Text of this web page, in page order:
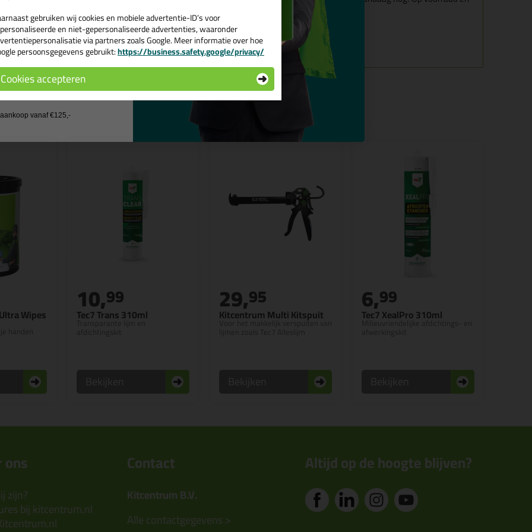
werkdagen besteld = morgen in huis.
je meer weten over de toepassing en kenmerken van dit product?Lees alles over dit product >
Wipes
handen
Tec7 Trans 310ml
Transparante lijm en
10,99
Kitcentrum Multi Kitspuit
Voor het makkelijk verspuiten van
29,95
Tec7 XealPro 310ml
Milieuvriendelijke afdichtings- en
6,99
ons
zijn?
bij kitcentrum.nl
Contact
Kitcentrum B.V.
Alle contactgegevens >
Altijd op de hoogte blijven?
gebruiken wij cookies en mobiele advertentie-ID’s voor
en niet-gepersonaliseerde advertenties, waaronder
via partners zoals Google. Meer informatie over hoe
persoonsgegevens gebruikt:https://business.safety.google/privacy/
Cookies accepteren
de actiecode ›
geen cadeau
vanaf €125,-